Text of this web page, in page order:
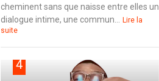
cheminent sans que naisse entre elles un
dialogue intime, une commun...
Lire la
suite
4